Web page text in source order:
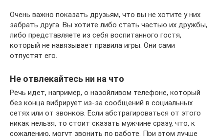
Очень важно показать друзьям, что вы не хотите у них
забрать друга. Вы хотите либо стать частью их дружбы,
либо представляете из себя воспитанного гостя,
который не навязывает правила игры. Они сами
отпустят его.
Не отвлекайтесь ни на что
Речь идет, например, о назойливом телефоне, который
без конца вибрирует из-за сообщений в социальных
сетях или от звонков. Если абстрагироваться от этого
никак нельзя, то стоит сказать мужчине сразу, что, к
сожалению, могут звонить по работе. При этом лучше